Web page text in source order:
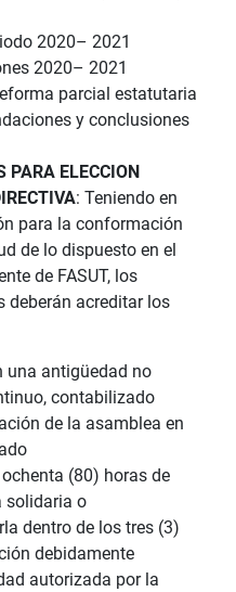
2020– 2021
2020– 2021
parcial estatutaria
y conclusiones
PARA ELECCION
: Teniendo en
para la conformación
de lo dispuesto en el
de FASUT, los
deberán acreditar los
una antigüedad no
contabilizado
de la asamblea en
(80) horas de
solidaria o
dentro de los tres (3)
debidamente
autorizada por la